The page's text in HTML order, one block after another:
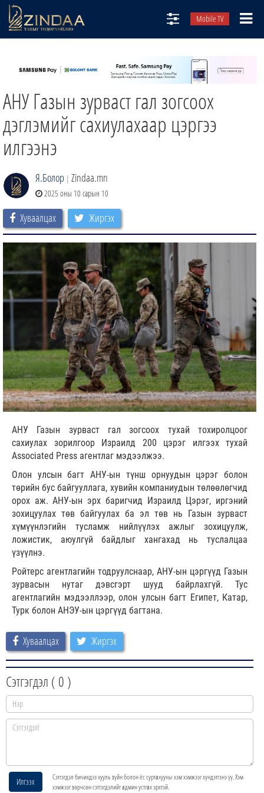
Mobile TV
ТВ8
ӨГЛӨӨНИЙ СОНИН
ЗИНДАА СЭТГҮҮЛ
АНУ Газын зурваст гал зогсоох
дэглэмийг сахиулахаар цэргээ
илгээнэ
Я.Болор | Zindaa.mn
2025 оны 10 сарын 10
Хуваалцах Жиргэх
АНУ Газын зурваст гал зогсоох тухай тохиролцоог
сахиулах зорилгоор Израилд 200 цэрэг илгээх тухай
Associated Press агентлаг мэдээлжээ.
Олон улсын багт АНУ-ын түнш орнуудын цэрэг болон
төрийн бус байгууллага, хувийн компаниудын төлөөлөгчид
орох аж. АНУ-ын эрх баригчид Израилд Цэрэг, иргэний
зохицуулах төв байгуулах ба эл төв нь Газын зурваст
хүмүүнлэгийн тусламж нийлүүлэх ажлыг зохицуулж,
ложистик, аюулгүй байдлыг хангахад нь туслалцаа
үзүүлнэ.
Ройтерс агентлагийн тодруулснаар, АНУ-ын цэргүүд Газын
зурвасын нутаг дэвсгэрт шууд байрлахгүй. Тус
агентлагийн мэдээллээр, олон улсын багт Египет, Катар,
Турк болон АНЭУ-ын цэргүүд багтана.
Хуваалцах Жиргэх
Сэтгэгдэл ( 0 )
Илгээх
Сэтгэгдэл бичихдээ хууль зүйн болон ёс суртахууны хэм хэмжээг хүндэтгэнэ үү. Хэм
хэмжээг зөрчсөн сэтгэгдэлийг админ устгах эрхтэй.